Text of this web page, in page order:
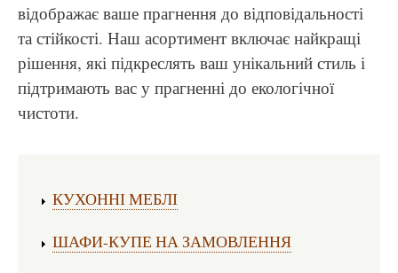
відображає ваше прагнення до відповідальності
та стійкості. Наш асортимент включає найкращі
рішення, які підкреслять ваш унікальний стиль і
підтримають вас у прагненні до екологічної
чистоти.
КУХОННІ МЕБЛІ
ШАФИ-КУПЕ НА ЗАМОВЛЕННЯ